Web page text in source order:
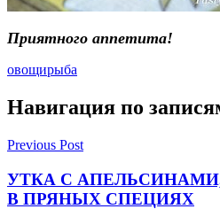
Приятного аппетита!
овощирыба
Навигация по
Previous Post
УТКА С
В ПРЯНЫХ СПЕЦИЯХ